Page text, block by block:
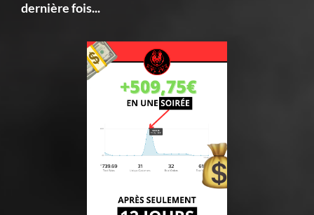
dernière fois...